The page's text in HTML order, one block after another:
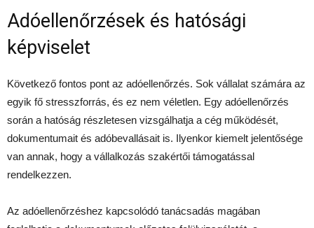
Adóellenőrzések és hatósági
képviselet
Következő fontos pont az adóellenőrzés. Sok vállalat számára az
egyik fő stresszforrás, és ez nem véletlen. Egy adóellenőrzés
során a hatóság részletesen vizsgálhatja a cég működését,
dokumentumait és adóbevallásait is. Ilyenkor kiemelt jelentősége
van annak, hogy a vállalkozás szakértői támogatással
rendelkezzen.
Az adóellenőrzéshez kapcsolódó tanácsadás magában